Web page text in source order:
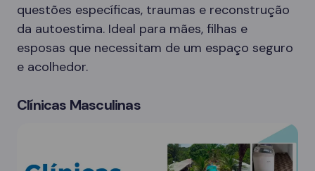
questões específicas, traumas e reconstrução
da autoestima. Ideal para mães, filhas e
esposas que necessitam de um espaço seguro
e acolhedor.
Clínicas Masculinas